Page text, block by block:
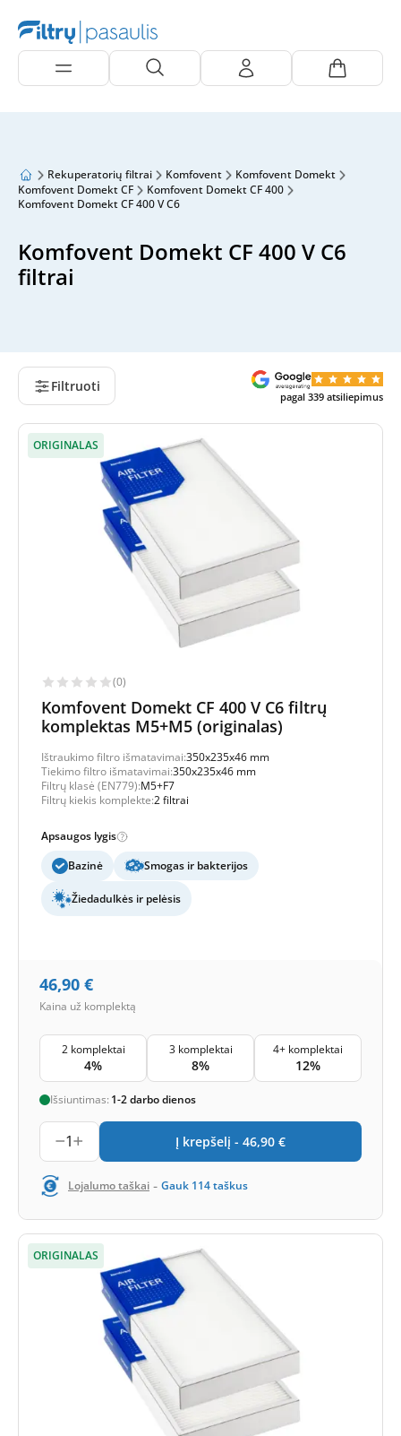
Rekuperatorių filtrai Komfovent
Komfovent Domekt
Komfovent Domekt CF
Komfovent Domekt CF 400
Komfovent Domekt CF 400 V C6
Komfovent Domekt CF 400 V C6
filtrai
Filtruoti
pagal 339 atsiliepimus
ORIGINALAS
(0)
Komfovent Domekt CF 400 V C6 filtrų
komplektas M5+M5 (originalas)
Ištraukimo filtro išmatavimai:350x235x46 mm
Tiekimo filtro išmatavimai:350x235x46 mm
Filtrų klasė (EN779):M5+F7
Filtrų kiekis komplekte:2 filtrai
Apsaugos lygis
Bazinė
Smogas ir bakterijos
Žiedadulkės ir pelėsis
46,90 €
Kaina už komplektą
2 komplektai
4%
3 komplektai
8%
4+ komplektai
12%
Išsiuntimas: 1-2 darbo dienos
1 Į krepšelį - 46,90 €
Lojalumo taškai - Gauk 114taškus
ORIGINALAS